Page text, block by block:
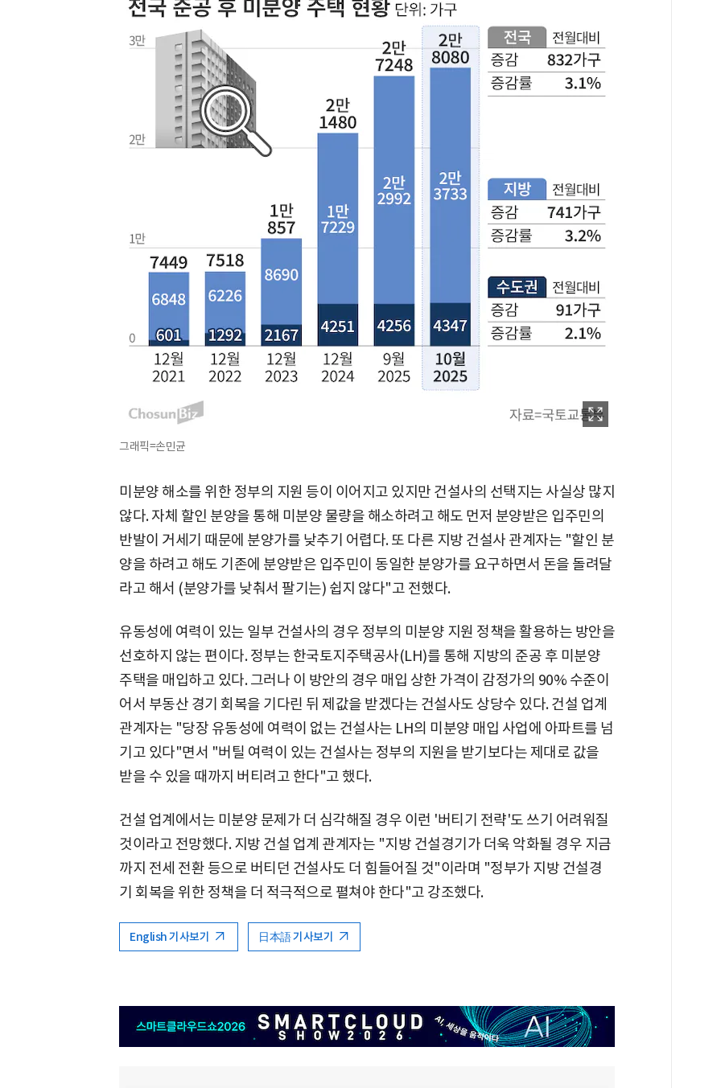
그래픽=손민균
미분양 해소를 위한 정부의 지원 등이 이어지고 있지만 건설사의 선택지는 사실상 많지
않다. 자체 할인 분양을 통해 미분양 물량을 해소하려고 해도 먼저 분양받은 입주민의
반발이 거세기 때문에 분양가를 낮추기 어렵다. 또 다른 지방 건설사 관계자는 "할인 분
양을 하려고 해도 기존에 분양받은 입주민이 동일한 분양가를 요구하면서 돈을 돌려달
라고 해서 (분양가를 낮춰서 팔기는) 쉽지 않다"고 전했다.
유동성에 여력이 있는 일부 건설사의 경우 정부의 미분양 지원 정책을 활용하는 방안을
선호하지 않는 편이다. 정부는 한국토지주택공사(LH)를 통해 지방의 준공 후 미분양
주택을 매입하고 있다. 그러나 이 방안의 경우 매입 상한 가격이 감정가의 90% 수준이
어서 부동산 경기 회복을 기다린 뒤 제값을 받겠다는 건설사도 상당수 있다. 건설 업계
관계자는 "당장 유동성에 여력이 없는 건설사는 LH의 미분양 매입 사업에 아파트를 넘
기고 있다"면서 "버틸 여력이 있는 건설사는 정부의 지원을 받기보다는 제대로 값을
받을 수 있을 때까지 버티려고 한다"고 했다.
건설 업계에서는 미분양 문제가 더 심각해질 경우 이런 '버티기 전략'도 쓰기 어려워질
것이라고 전망했다. 지방 건설 업계 관계자는 "지방 건설경기가 더욱 악화될 경우 지금
까지 전세 전환 등으로 버티던 건설사도 더 힘들어질 것"이라며 "정부가 지방 건설경
기 회복을 위한 정책을 더 적극적으로 펼쳐야 한다"고 강조했다.
English 기사보기 日本語 기사보기